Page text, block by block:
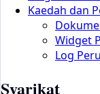
Kaedah dan
Widget
Log
Syarikat